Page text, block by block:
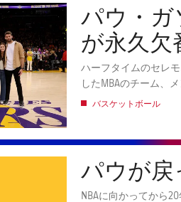
パウ・ガ
が永久欠
ハーフタイムのセレ
バスケットボール
パウが戻
NBAに向かってから